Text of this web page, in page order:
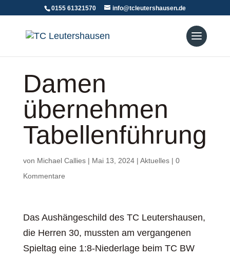
0155 61321570 info@tcleutershausen.de
Damen
übernehmen
Tabellenführung
von Michael Callies| Mai 13, 2024| Aktuelles| 0
Kommentare
Das Aushängeschild des TC Leutershausen,
die Herren 30, mussten am vergangenen
Spieltag eine 1:8-Niederlage beim TC BW